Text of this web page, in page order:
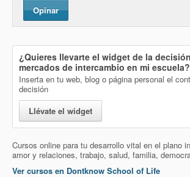
Opinar
¿Quieres llevarte el widget de la decisión
mercados de intercambio en mi escuela?
Inserta en tu web, blog o página personal el
decisión
Llévate el widget
Cursos online para tu desarrollo vital en el plano
amor y relaciones, trabajo, salud, familia,
Ver cursos en Dontknow School of Life